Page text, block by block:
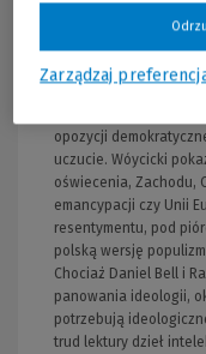
ideologię PiS, stoi po
pierwszych dekadach
opozycji
uczucie. Wóycicki
oświecenia, Zachodu,
emancypacji czy Unii
resentymentu, pod
polską wersję
Chociaż Daniel Bell i
panowania ideologii,
potrzebują
trud lektury dzieł
Zarządzaj